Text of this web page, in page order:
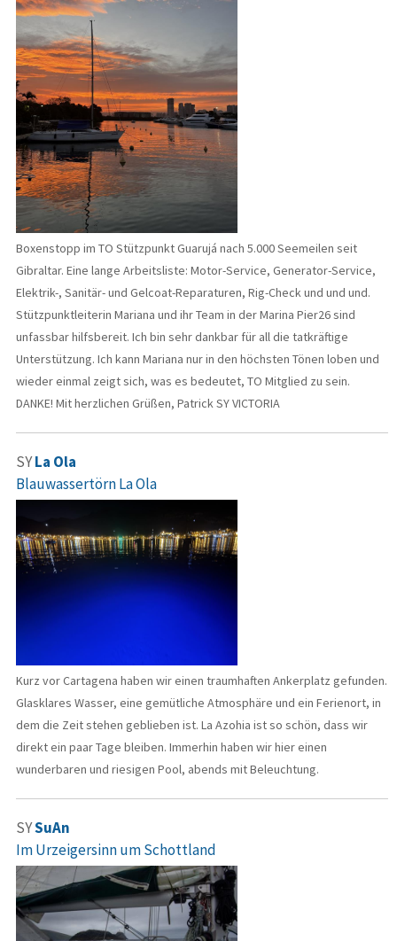
Boxenstopp im TO Stützpunkt Guarujá nach 5.000 Seemeilen seit
Gibraltar. Eine lange Arbeitsliste: Motor-Service, Generator-Service,
Elektrik-, Sanitär- und Gelcoat-Reparaturen, Rig-Check und und und.
Stützpunktleiterin Mariana und ihr Team in der Marina Pier26 sind
unfassbar hilfsbereit. Ich bin sehr dankbar für all die tatkräftige
Unterstützung. Ich kann Mariana nur in den höchsten Tönen loben und
wieder einmal zeigt sich, was es bedeutet, TO Mitglied zu sein.
DANKE! Mit herzlichen Grüßen, Patrick SY VICTORIA
SYLa Ola
Blauwassertörn La Ola
Kurz vor Cartagena haben wir einen traumhaften Ankerplatz gefunden.
Glasklares Wasser, eine gemütliche Atmosphäre und ein Ferienort, in
dem die Zeit stehen geblieben ist. La Azohia ist so schön, dass wir
direkt ein paar Tage bleiben. Immerhin haben wir hier einen
wunderbaren und riesigen Pool, abends mit Beleuchtung.
SYSuAn
Im Urzeigersinn um Schottland